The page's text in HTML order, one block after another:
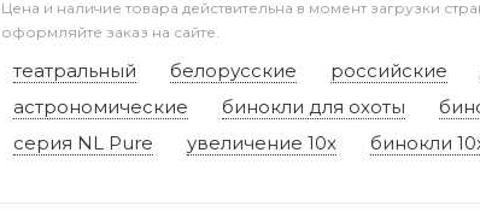
Цена и наличие товара действительна в момент загрузки
оформляйте заказ на сайте.
театральный белорусские российские
астрономические
бинокли для охоты
серия NL Pure
увеличение 10x бинокли